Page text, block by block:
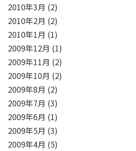
2010年3月 (2)
2010年2月 (2)
2010年1月 (1)
2009年12月 (1)
2009年11月 (2)
2009年10月 (2)
2009年8月 (2)
2009年7月 (3)
2009年6月 (1)
2009年5月 (3)
2009年4月 (5)